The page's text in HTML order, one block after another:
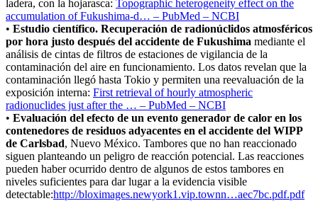
ladera, con la hojarasca: Topographic heterogeneity effect on the
accumulation of Fukushima-d… – PubMed – NCBI
• Estudio científico. Recuperación de radionúclidos atmosféricos
por hora justo después del accidente de Fukushima mediante el
análisis de cintas de filtros de estaciones de vigilancia de la
contaminación del aire en funcionamiento. Los datos revelan que la
contaminación llegó hasta Tokio y permiten una reevaluación de la
exposición interna: First retrieval of hourly atmospheric
radionuclides just after the … – PubMed – NCBI
• Evaluación del efecto de un evento generador de calor en los
contenedores de residuos adyacentes en el accidente del WIPP
de Carlsbad, Nuevo México. Tambores que no han reaccionado
siguen planteando un peligro de reacción potencial. Las reacciones
pueden haber ocurrido dentro de algunos de estos tambores en
niveles suficientes para dar lugar a la evidencia visible
detectable:http://bloximages.newyork1.vip.townn…aec7bc.pdf.pdf